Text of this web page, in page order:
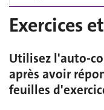
Exercices
Utilisez l'auto-
après avoir
feuilles